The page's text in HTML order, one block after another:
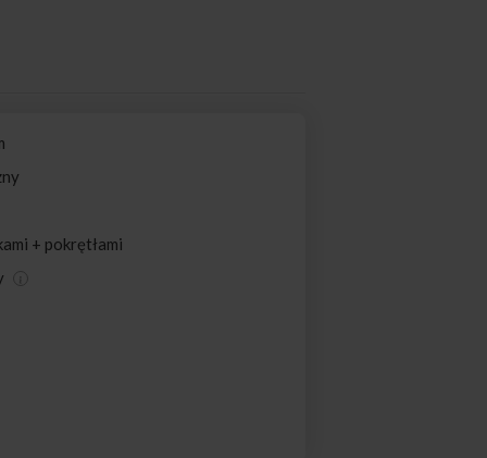
+ pokrętłami